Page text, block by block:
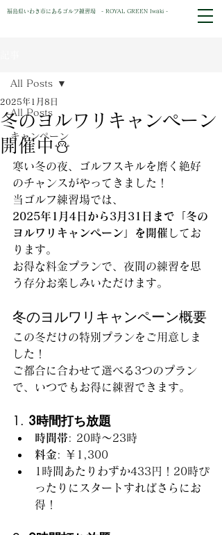
福島県いわき市にあるゴルフ練習場 - ROYAL GREEN Iwaki -
All Posts
キャンペーン
All Posts
冬のヨルワリキャンペーン
開催中⛄
2025年1月8日
寒い冬の夜、ゴルフスキルを磨く絶好
のチャンスがやってきました！
当ゴルフ練習場では、
2025年1月4日から3月31日まで「冬の
ヨルワリキャンペーン」を開催 してお
ります。
お得な料金プランで、夜間の練習を思
う存分お楽しみいただけます。
冬のヨルワリキャンペーン概要
この冬だけの特別プランをご用意しま
した！
ご都合に合わせて選べる3つのプラン
で、いつでもお得に練習できます。
1. 3時間打ち放題
時間帯: 20時～23時
料金: ￥1,300
1時間あたりわずか433円！20時ぴ
ったりにスタートすればさらにお
得！